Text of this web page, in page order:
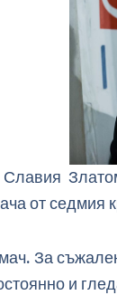
от седмия
мач. За
и